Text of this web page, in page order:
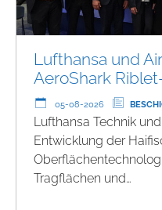
Lufthansa und
AeroShark
05-08-2026
Lufthansa Technik
Entwicklung der
Tragflächen und…